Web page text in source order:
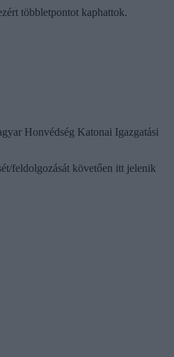
többletpontot kaphattok.
Honvédség Katonai Igazgatási
feldolgozását követően itt jelenik